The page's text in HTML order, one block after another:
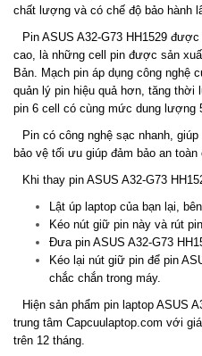
chất lượng và có chế độ bảo hành
Pin ASUS A32-G73 HH1529
cao, là những cell pin được sản
Bản. Mạch pin áp dụng công nghệ
quản lý pin hiệu quả hơn, tăng
pin 6 cell có cùng mức dung lượng
Pin có công nghệ sạc nhanh,
bảo vệ tối ưu giúp đảm bảo an toàn
Khi thay pin ASUS A32-G73
Lật úp laptop của bạn lại,
Kéo nút giữ pin này và rút
Đưa pin ASUS A32-G73
Kéo lại nút giữ pin để pin
chắc chắn trong máy.
Hiện sản phẩm pin laptop ASUS
trung tâm Capcuulaptop.com với
trên 12 tháng.